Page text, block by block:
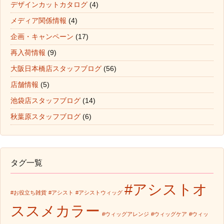
デザインカットカタログ (4)
メディア関係情報 (4)
企画・キャンペーン (17)
再入荷情報 (9)
大阪日本橋店スタッフブログ (56)
店舗情報 (5)
池袋店スタッフブログ (14)
秋葉原スタッフブログ (6)
タグ一覧
#お役立ち雑貨 #アシスト #アシストウィッグ #アシストオ
ススメカラー #ウィッグアレンジ #ウィッグケア #ウィッ